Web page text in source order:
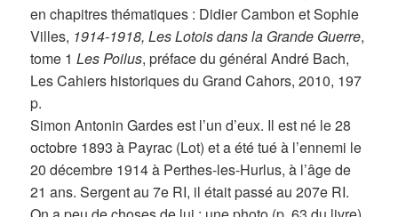
en chapitres thématiques : Didier Cambon et Sophie
Villes, 1914-1918, Les Lotois dans la Grande Guerre,
tome 1Les Poilus, préface du général André Bach,
Les Cahiers historiques du Grand Cahors, 2010, 197
p.
Simon Antonin Gardes est l’un d’eux. Il est né le 28
octobre 1893 à Payrac (Lot) et a été tué à l’ennemi le
20 décembre 1914 à Perthes-les-Hurlus, à l’âge de
21 ans. Sergent au 7e RI, il était passé au 207e RI.